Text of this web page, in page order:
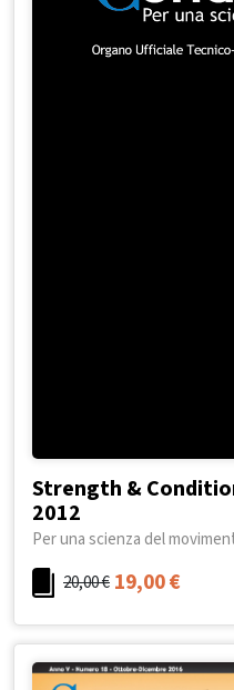
Strength &
2012
Per una scienza del
20,00€ 19,00€